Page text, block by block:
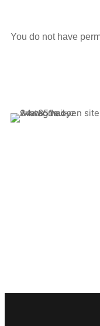
You do not have